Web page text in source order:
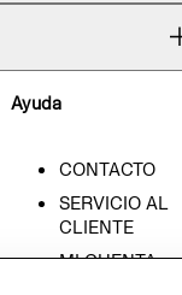
Ayuda
CONTACTO
SERVICIO AL
CLIENTE
MI CUENTA